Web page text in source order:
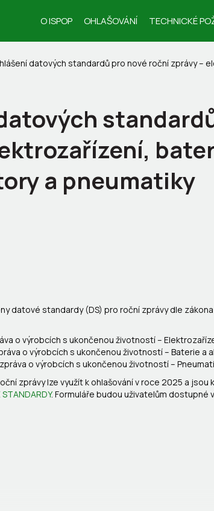
O ISPOP OHLAŠOVÁNÍ TECHNICKÉ
datových standardů pro nové roční zprávy –
a pneumatiky
datové standardy (DS) pro roční zprávy dle
o výrobcích s ukončenou životností –
o výrobcích s ukončenou životností – Baterie a
zpráva o výrobcích s ukončenou životností –
zprávylze využít k ohlašování v roce 2025 a jsou
STANDARDY. Formuláře budou uživatelům dostupné